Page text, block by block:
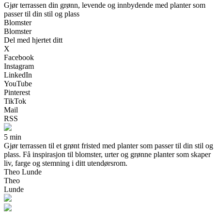
Gjør terrassen din grønn, levende og innbydende med planter som
passer til din stil og plass
Blomster
Blomster
Del med hjertet ditt
X
Facebook
Instagram
LinkedIn
YouTube
Pinterest
TikTok
Mail
RSS
5 min
Gjør terrassen til et grønt fristed med planter som passer til din stil og
plass. Få inspirasjon til blomster, urter og grønne planter som skaper
liv, farge og stemning i ditt utendørsrom.
Theo Lunde
Theo
Lunde